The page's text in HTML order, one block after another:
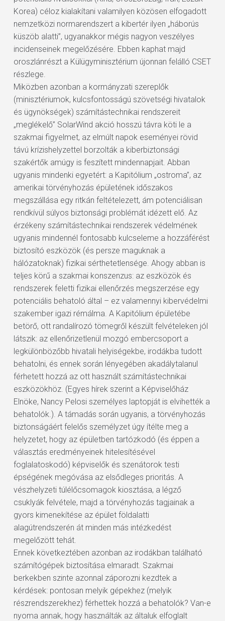
Korea) céloz kialakítani valamilyen közösen elfogadott
nemzetközi normarendszert a kibertér ilyen „háborús
küszöb alatti”, ugyanakkor mégis nagyon veszélyes
incidenseinek megelőzésére. Ebben kaphat majd
oroszlánrészt a Külügyminisztérium újonnan felálló CSET
részlege.
Miközben azonban a kormányzati szereplők
(minisztériumok, kulcsfontosságú szövetségi hivatalok
és ügynökségek) számítástechnikai rendszereit
„meglékelő” SolarWind akció hosszú távra köti le a
szakmai figyelmet, az elmúlt napok eseményei rövid
távú krízishelyzettel borzolták a kiberbiztonsági
szakértők amúgy is feszített mindennapjait. Abban
ugyanis mindenki egyetért: a Kapitólium „ostroma”, az
amerikai törvényhozás épületének időszakos
megszállása egy ritkán feltételezett, ám potenciálisan
rendkívül súlyos biztonsági problémát idézett elő. Az
érzékeny számítástechnikai rendszerek védelmének
ugyanis mindennél fontosabb kulcseleme a hozzáférést
biztosító eszközök (és persze maguknak a
hálózatoknak) fizikai sérthetetlensége. Ahogy abban is
teljes körű a szakmai konszenzus: az eszközök és
rendszerek feletti fizikai ellenőrzés megszerzése egy
potenciális behatoló által – ez valamennyi kibervédelmi
szakember igazi rémálma. A Kapitólium épületébe
betörő, ott randalírozó tömegről készült felvételeken jól
látszik: az ellenőrizetlenül mozgó embercsoport a
legkülönbözőbb hivatali helyiségekbe, irodákba tudott
behatolni, és ennek során lényegében akadálytalanul
férhetett hozzá az ott használt számítástechnikai
eszközökhöz. (Egyes hírek szerint a Képviselőház
Elnöke, Nancy Pelosi személyes laptopját is elvihették a
behatolók.). A támadás során ugyanis, a törvényhozás
biztonságáért felelős személyzet úgy ítélte meg a
helyzetet, hogy az épületben tartózkodó (és éppen a
választás eredményeinek hitelesítésével
foglalatoskodó) képviselők és szenátorok testi
épségének megóvása az elsődleges prioritás. A
vészhelyzeti túlélőcsomagok kiosztása, a légző
csuklyák felvétele, majd a törvényhozás tagjainak a
gyors kimenekítése az épület földalatti
alagútrendszerén át minden más intézkedést
megelőzött tehát.
Ennek következtében azonban az irodákban található
számítógépek biztosítása elmaradt. Szakmai
berkekben szinte azonnal záporozni kezdtek a
kérdések: pontosan melyik gépekhez (melyik
részrendszerekhez) férhettek hozzá a behatolók? Van-e
nyoma annak, hogy használták az általuk elfoglalt